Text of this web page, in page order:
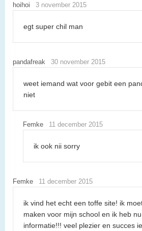
hoihoi 3 november 2015
egt super chil man
pandafreak 30 november 2015
weet iemand wat voor gebit een
niet
Femke 11 december 2015
ik ook nii sorry
Femke 11 december 2015
ik vind het echt een toffe site! ik
maken voor mijn school en ik heb
informatie!!! veel plezier en succes